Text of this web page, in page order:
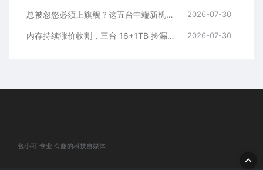
总被忽悠必须上旗舰？这五台中端新机，踏踏实实流畅五年 2026-07-30
内存持续涨价收割，三台 16+1TB 捡漏神机，安稳流畅用五年 2026-07-30
包小可-专业.有趣的科技自媒体